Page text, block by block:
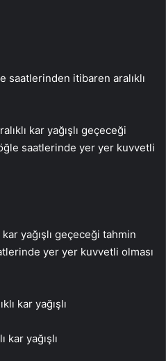
saatlerinden itibaren aralıklı
kar yağışlı geçeceği
saatlerinde yer yer kuvvetli
yağışlı geçeceği tahmin
yer yer kuvvetli olması
kar yağışlı
kar yağışlı